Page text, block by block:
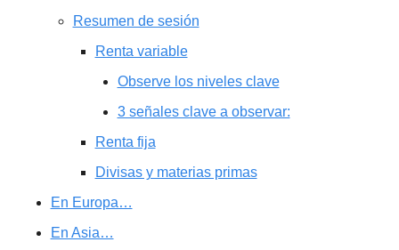
Resumen de sesión
Renta variable
Observe los niveles clave
3 señales clave a observar:
Renta fija
Divisas y materias primas
En Europa…
En Asia…